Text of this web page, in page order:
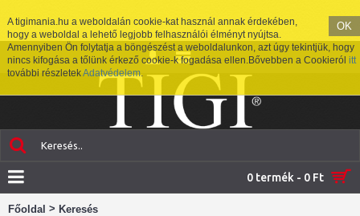
OK
A tigimania.hu a weboldalán cookie-kat használ annak érdekében,
hogy a weboldal a lehető legjobb felhasználói élményt nyújtsa.
Amennyiben Ön folytatja a böngészést a weboldalunkon, azt úgy tekintjük, hogy
nincs kifogása a tőlünk érkező cookie-k fogadása ellen.Bővebben a Cookieról itt
további részletekAdatvédelem.
0 termék - 0 Ft
Főoldal > Keresés